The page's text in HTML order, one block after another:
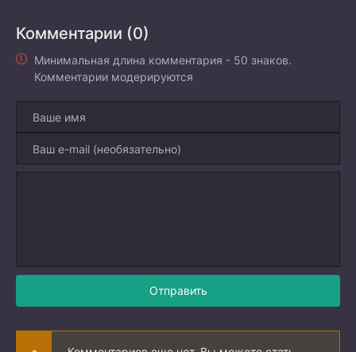
Комментарии (0)
Минимальная длина комментария - 50 знаков.
Комментарии модерируются
Отправить